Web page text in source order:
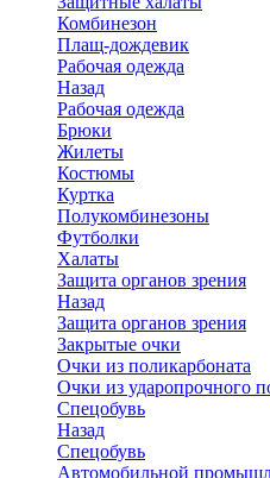
Комбинезон
Плащ-дождевик
Рабочая одежда
Назад
Рабочая одежда
Брюки
Жилеты
Костюмы
Куртка
Полукомбинезоны
Футболки
Халаты
Защита органов зрения
Назад
Защита органов зрения
Закрытые очки
Очки из поликарбоната
Очки из ударопрочного
Спецобувь
Назад
Спецобувь
Автомобильной